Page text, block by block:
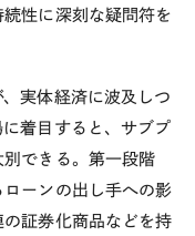
性に深刻な疑問符を
実体経済に波及しつ
着目すると、サブプ
できる。第一段階
ーンの出し手への影
証券化商品などを持